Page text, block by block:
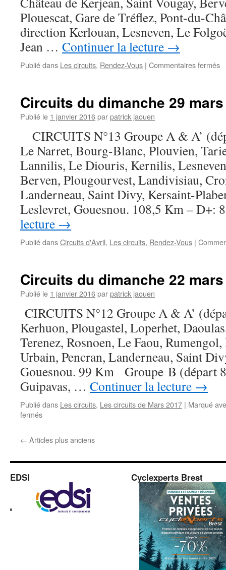
Plouescat, Gare de Tréflez, Pont-du-
direction Kerlouan, Lesneven, Le
Jean … Continuer la lecture →
Publié dans Les circuits, Rendez-Vous | Commentaires fermés
5
Circuits du dimanche 29 mars
Publié le 1 janvier 2016parpatrick jaouen
CIRCUITS N°13 Groupe A & A’
Le Narret, Bourg-Blanc, Plouvien,
Lannilis, Le Diouris, Kernilis,
Berven, Plougourvest, Landivisiau,
Landerneau, Saint Divy, Kersaint-
Leslevret, Gouesnou. 108,5 Km –
lecture →
Publié dansCircuits d'Avril, Les circuits, Rendez-Vous |
Circuits du dimanche 22 mars
Publié le 1 janvier 2016parpatrick jaouen
CIRCUITS N°12 Groupe A & A’
Kerhuon, Plougastel, Loperhet,
Terenez, Rosnoen, Le Faou,
Urbain, Pencran, Landerneau, Saint
Gouesnou. 99 Km Groupe B (départ
Guipavas, … Continuer la lecture →
Publié dans Les circuits, Les circuits de Mars 2017 | Marqué
ferméssur
dimanche
mars
← Articles plus anciens
EDSI Cyclexperts Brest